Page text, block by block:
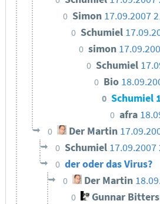
0 Simon 17.09.2007
0 Schumiel
0 simon
0 Schumiel
0 Bio
0 Schumiel
0 afra
0 Der Martin
0 Schumiel 17.09.2007
0 der oder das Virus?
0 Der Martin
0 Gunnar